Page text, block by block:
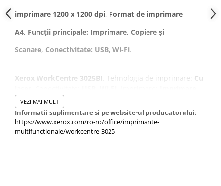
imprimare 1200 x 1200 dpi, Format de imprimare
A4, Funcții principale: Imprimare, Copiere și
Scanare, Conectivitate: USB, Wi-Fi.
Xerox WorkCentre 3025BI . Tehnologia de imprimare: Cu
monocrom. Rezoluția maximă:
Copiere:Copiere Monocrom . Rezoluție maximă de
copiere:600 x 600dpi. Scanare:Scanare Color
nuanțe de gri la rezoluție maximă de
VEZI MAI MULT
Informatii suplimentare si pe website-ul producatorului:
https://www.xerox.com/ro-ro/office/imprimante-
multifunctionale/workcentre-3025